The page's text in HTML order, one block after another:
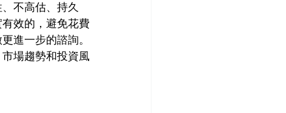
不高估、持久
效的，避免花費
進一步的諮詢。
場趨勢和投資風